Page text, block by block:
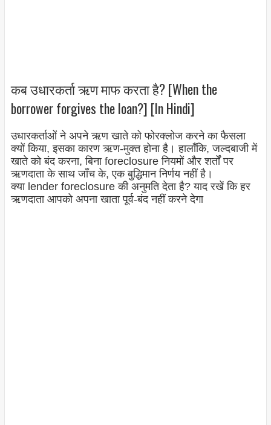
कब उधारकर्ता ऋण माफ करता है? [When the
borrower forgives the loan?] [In Hindi]
उधारकर्ताओं ने अपने ऋण खाते को फोरक्लोज करने का फैसला
क्यों किया, इसका कारण ऋण-मुक्त होना है। हालाँकि, जल्दबाजी में
खाते को बंद करना, बिना foreclosure नियमों और शर्तों पर
ऋणदाता के साथ जाँच के, एक बुद्धिमान निर्णय नहीं है।
क्या lender foreclosure की अनुमति देता है? याद रखें कि हर
ऋणदाता आपको अपना खाता पूर्व-बंद नहीं करने देगा